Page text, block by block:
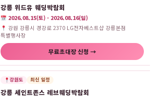
강릉 위드유 웨딩박람회
2026.08.15(토) - 2026.08.16(일)
강원 강릉시 경강로 2370 LG전자베스트샵 강릉본점
특별행사장
무료초대장 신청 →
강원도 최신 일정
강릉 세인트존스 레브웨딩박람회